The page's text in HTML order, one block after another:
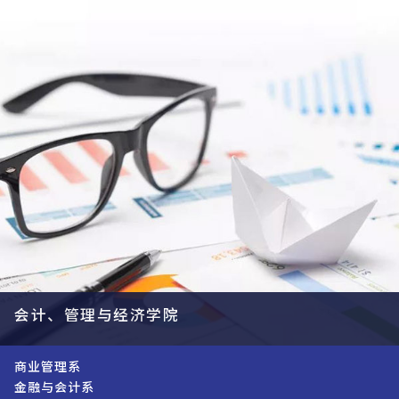
会计、管理与经济学院
商业管理系
金融与会计系